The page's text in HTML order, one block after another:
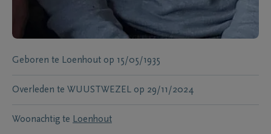
Geboren te Loenhout op 15/05/1935
Overleden te WUUSTWEZEL op 29/11/2024
Woonachtig te Loenhout